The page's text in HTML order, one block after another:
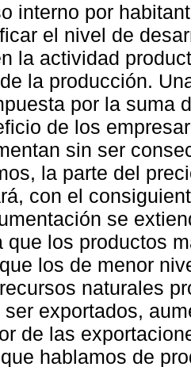
interno por
el nivel de
la actividad
la producción.
por la suma
de los
sin ser
la parte del
con el
se
que los productos
los de menor
naturales
ser exportados,
de las
hablamos de